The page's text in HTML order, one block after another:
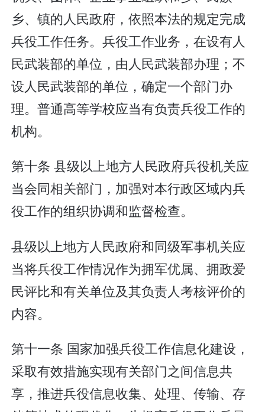
乡、镇的人民政府，依照本法的规定完成
兵役工作任务。兵役工作业务，在设有人
民武装部的单位，由人民武装部办理；不
设人民武装部的单位，确定一个部门办
理。普通高等学校应当有负责兵役工作的
机构。
第十条 县级以上地方人民政府兵役机关应
当会同相关部门，加强对本行政区域内兵
役工作的组织协调和监督检查。
县级以上地方人民政府和同级军事机关应
当将兵役工作情况作为拥军优属、拥政爱
民评比和有关单位及其负责人考核评价的
内容。
第十一条 国家加强兵役工作信息化建设，
采取有效措施实现有关部门之间信息共
享，推进兵役信息收集、处理、传输、存